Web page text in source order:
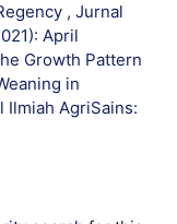
, Jurnal
April
Growth Pattern
in
Ilmiah AgriSains: